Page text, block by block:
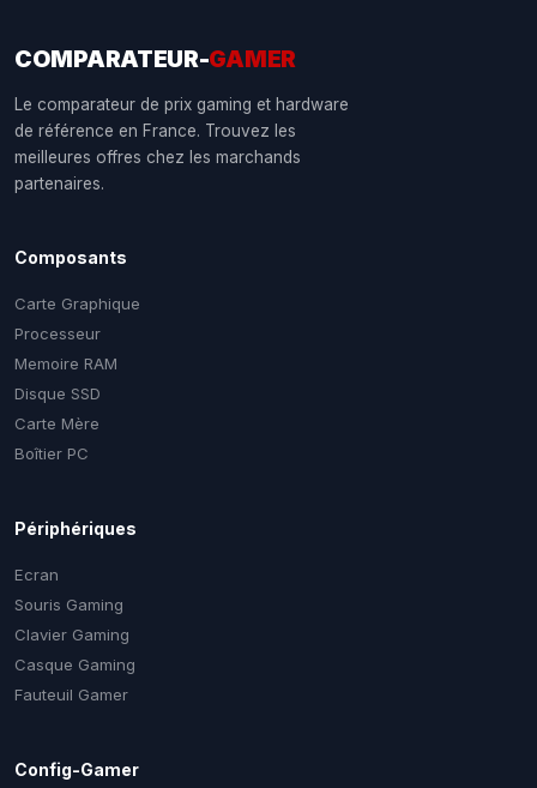
COMPARATEUR-GAMER
Le comparateur de prix gaming et hardware
de référence en France. Trouvez les
meilleures offres chez les marchands
partenaires.
Composants
Carte Graphique
Processeur
Memoire RAM
Disque SSD
Carte Mère
Boîtier PC
Périphériques
Ecran
Souris Gaming
Clavier Gaming
Casque Gaming
Fauteuil Gamer
Config-Gamer